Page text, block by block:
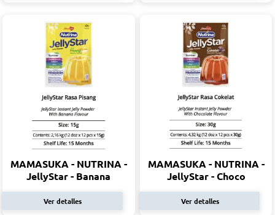
MAMASUKA - NUTRINA -
JellyStar - Banana
Ver detalles
MAMASUKA - NUTRINA -
JellyStar - Choco
Ver detalles